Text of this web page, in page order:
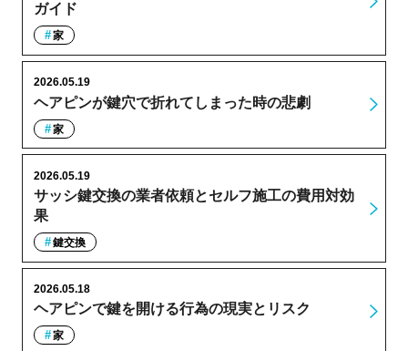
ガイド
家
ヘアピンが鍵穴で折れてしまった時の悲劇
2026.05.19
家
サッシ鍵交換の業者依頼とセルフ施工の費用対効
果
2026.05.19
鍵交換
ヘアピンで鍵を開ける行為の現実とリスク
2026.05.18
家